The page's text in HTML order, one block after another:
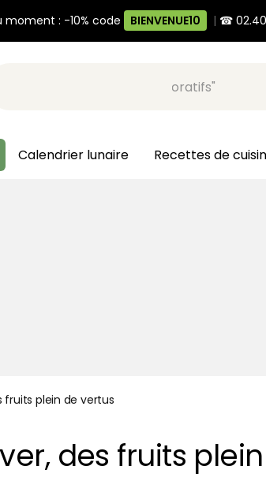
moment : -10% code BIENVENUE10 | ☎
Recherche, ex: "pots décoratifs"
Calendrier lunaire Recettes de
fruits plein de vertus
des fruits